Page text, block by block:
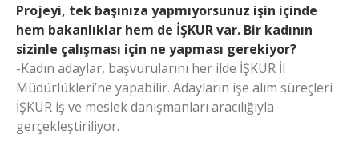
Projeyi, tek başınıza yapmıyorsunuz işin içinde
hem bakanlıklar hem de İŞKUR var. Bir kadının
sizinle çalışması için ne yapması gerekiyor?
-Kadın adaylar, başvurularını her ilde İŞKUR İl
Müdürlükleri’ne yapabilir. Adayların işe alım süreçleri
İŞKUR iş ve meslek danışmanları aracılığıyla
gerçekleştiriliyor.